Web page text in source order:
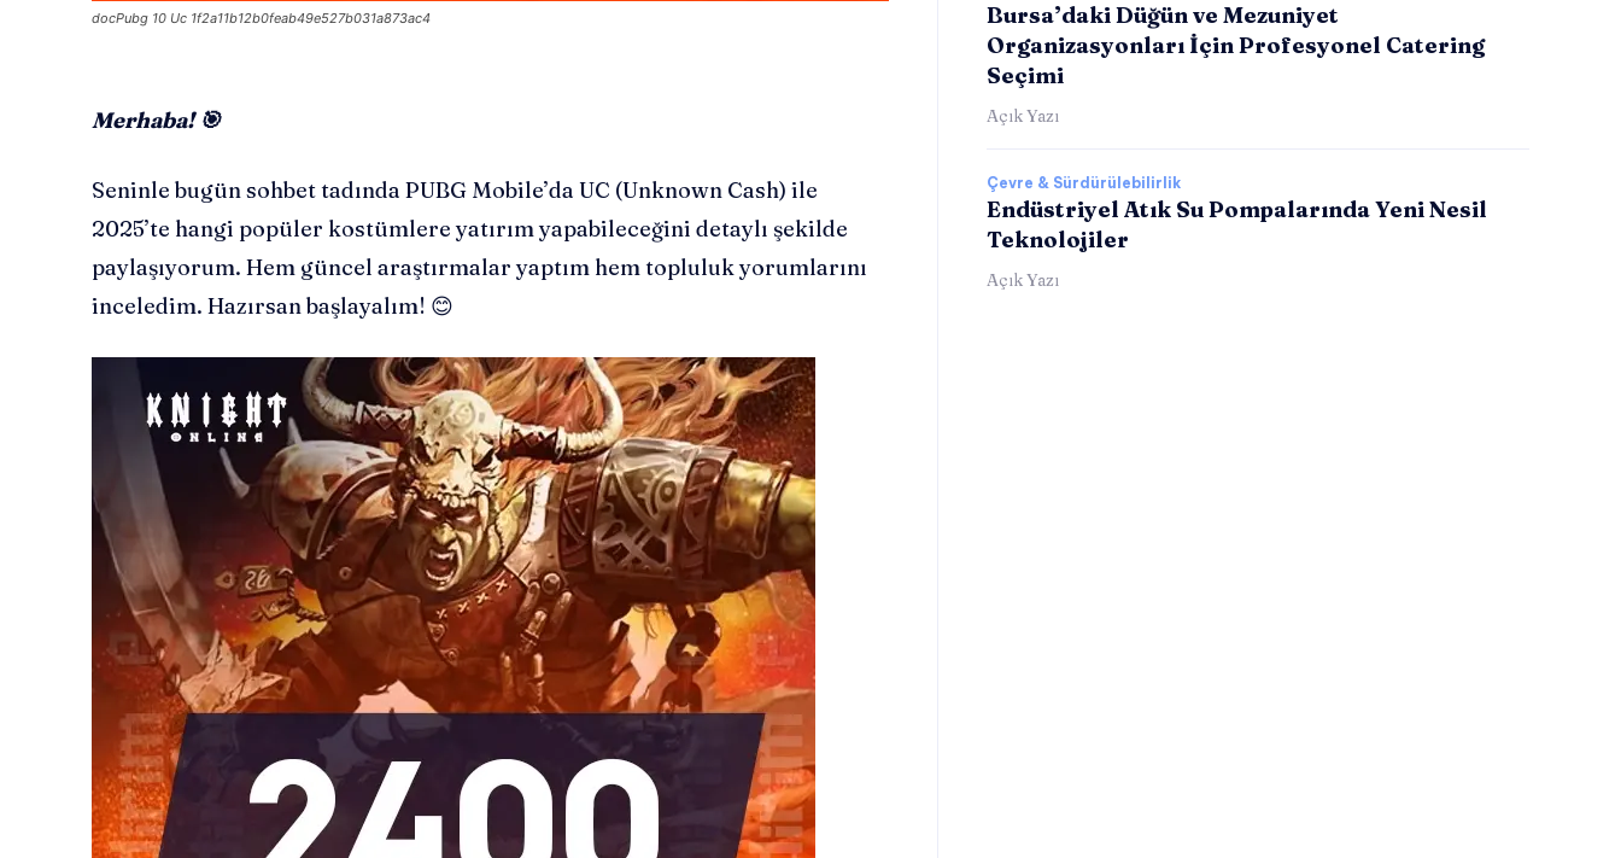
docPubg 10 Uc 1f2a11b12b0feab49e527b031a873ac4
Merhaba! 🎯
Seninle bugün sohbet tadında PUBG Mobile’da UC (Unknown Cash) ile
2025’te hangi popüler kostümlere yatırım yapabileceğini detaylı şekilde
paylaşıyorum. Hem güncel araştırmalar yaptım hem topluluk yorumlarını
inceledim. Hazırsan başlayalım! 😊
Bursa’daki Düğün ve Mezuniyet
Organizasyonları İçin Profesyonel Catering
Seçimi
Açık Yazı
Çevre & Sürdürülebilirlik
Endüstriyel Atık Su Pompalarında Yeni Nesil
Teknolojiler
Açık Yazı